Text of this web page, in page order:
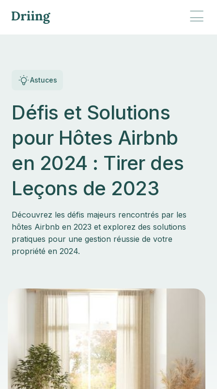
Astuces
Défis et Solutions
pour Hôtes Airbnb
en 2024 : Tirer des
Leçons de 2023
Découvrez les défis majeurs rencontrés par les
hôtes Airbnb en 2023 et explorez des solutions
pratiques pour une gestion réussie de votre
propriété en 2024.